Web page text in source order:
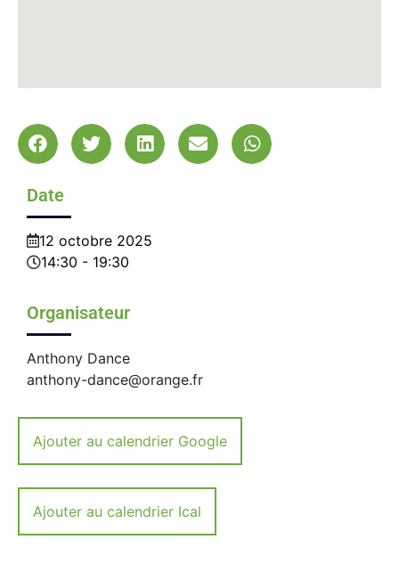
Date
12 octobre 2025
14:30 - 19:30
Organisateur
Anthony Dance
anthony-dance@orange.fr
Ajouter au calendrier Google
Ajouter au calendrier Ical